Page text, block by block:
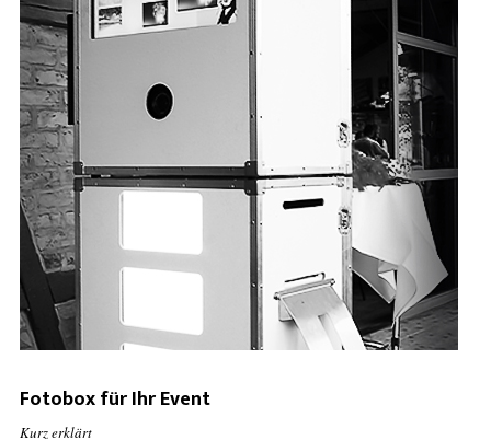
Fotobox für Ihr Event
Kurz erklärt